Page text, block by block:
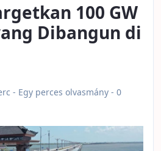
100 GW
Dibangun di
- Egy perces olvasmány - 0